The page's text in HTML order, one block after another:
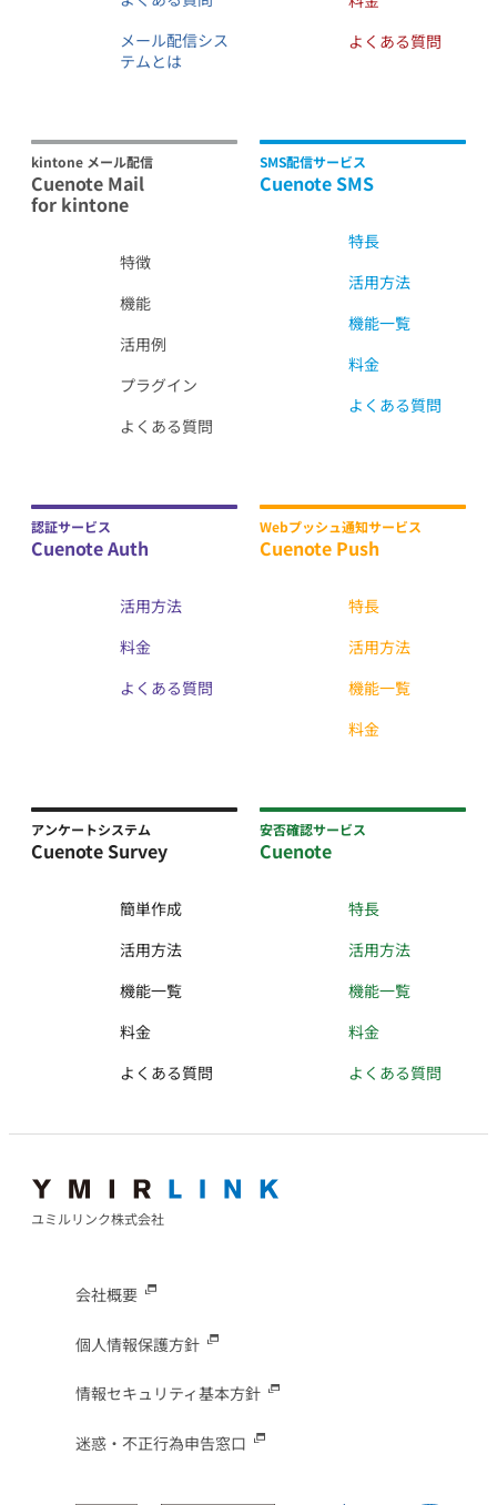
メール配信シス
テムとは
よくある質問
kintone メール配信
Cuenote Mail
for kintone
特徴
機能
活用例
プラグイン
よくある質問
SMS配信サービス
Cuenote SMS
特長
活用方法
機能一覧
料金
よくある質問
認証サービス
Cuenote Auth
活用方法
料金
よくある質問
Webプッシュ通知サービス
Cuenote Push
特長
活用方法
機能一覧
料金
アンケートシステム
Cuenote Survey
簡単作成
活用方法
機能一覧
料金
よくある質問
安否確認サービス
Cuenote
特長
活用方法
機能一覧
料金
よくある質問
ユミルリンク株式会社
会社概要
個人情報保護方針
情報セキュリティ基本方針
迷惑・不正行為申告窓口